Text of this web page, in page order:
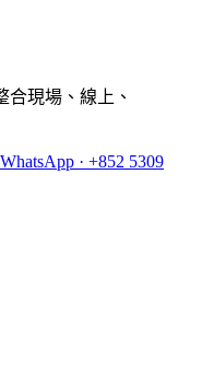
現場、線上、
WhatsApp · +852 5309